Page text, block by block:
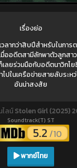
เรื่องย่อ
ลากว่าสิบปีสำหรับในกา
ออดีตสามีลักพาตัวลูกสา
ลยร่วมมือกับอดีตนาวิก
ไปในเครือข่ายสายลับร
อันน่าสงสัย
ลน์Stolen Girl (2025)
Soundtrack(T) ST
5.2 /10
พากย์ไทย